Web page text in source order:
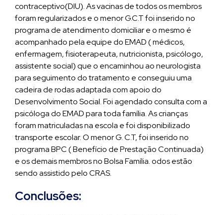
contraceptivo(DIU). As vacinas de todos os membros
foram regularizados e o menor G.C.T foi inserido no
programa de atendimento domiciliar e o mesmo é
acompanhado pela equipe do EMAD ( médicos,
enfermagem, fisioterapeuta, nutricionista, psicólogo,
assistente social) que o encaminhou ao neurologista
para seguimento do tratamento e conseguiu uma
cadeira de rodas adaptada com apoio do
Desenvolvimento Social. Foi agendado consulta com a
psicóloga do EMAD para toda família. As crianças
foram matriculadas na escola e foi disponibilizado
transporte escolar. O menor G. C.T, foi inserido no
programa BPC ( Benefício de Prestação Continuada)
e os demais membros no Bolsa Família. odos estão
sendo assistido pelo CRAS.
Conclusões: